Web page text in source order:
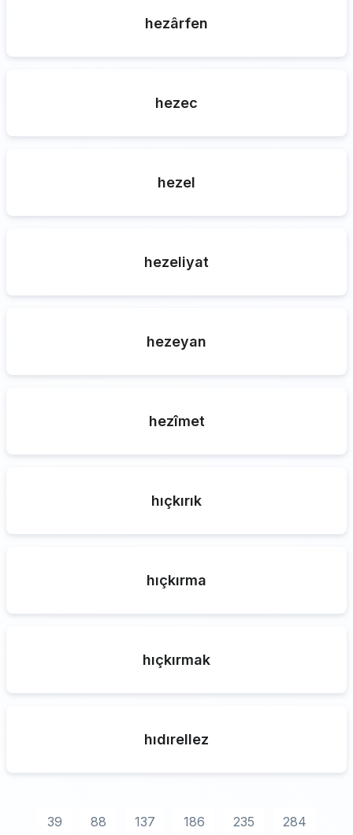
hezârfen
hezec
hezel
hezeliyat
hezeyan
hezîmet
hıçkırık
hıçkırma
hıçkırmak
hıdırellez
39 88 137 186 235 284